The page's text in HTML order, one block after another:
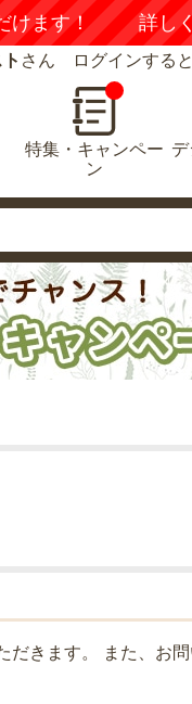
けます！ 詳し
さん ログインする
特集・キャンペー
ン
きます。 また、お